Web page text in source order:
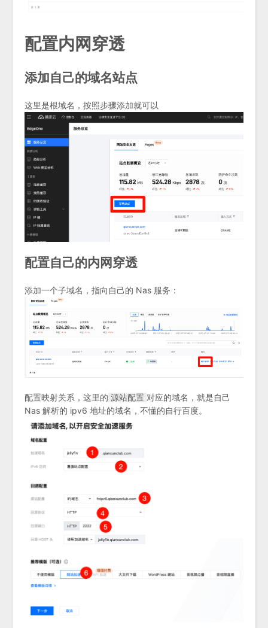
配置内网穿透
添加自己的域名站点
这里是根域名，按照步骤添加就可以
配置自己的内网穿透
添加一个子域名，指向自己的 Nas 服务：
配置映射关系，这里的 源站配置 对应的域名，就是自己
Nas 解析的 ipv6 地址的域名，不懂的自行百度。